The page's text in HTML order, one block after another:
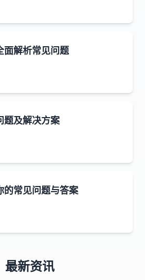
面解析常见问题
题及解决方案
的常见问题与答案
最新资讯